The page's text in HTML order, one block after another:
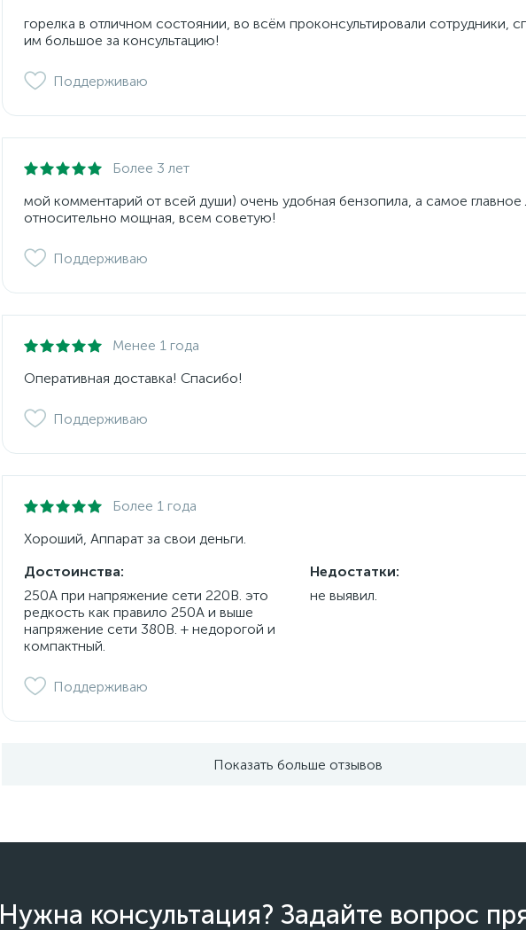
горелка в отличном состоянии, во всём проконсультировали сотрудники,
им большое за консультацию!
Поддерживаю
Более 3 лет
мой комментарий от всей души) очень удобная бензопила, а самое главное
относительно мощная, всем советую!
Поддерживаю
Менее 1 года
Оперативная доставка! Спасибо!
Поддерживаю
Более 1 года
Хороший, Аппарат за свои деньги.
Достоинства:
250А при напряжение сети 220В. это
редкость как правило 250А и выше
напряжение сети 380В. + недорогой и
компактный.
Недостатки:
не выявил.
Поддерживаю
Показать больше отзывов
Нужна консультация? Задайте вопрос